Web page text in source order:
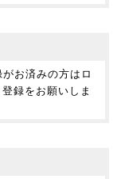
お済みの方はロ
録をお願いしま